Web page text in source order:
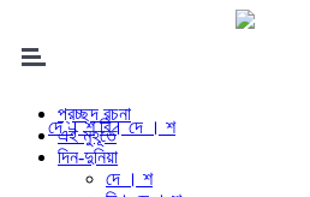
প্রচ্ছদ রচনা
এই মুহূর্তে
দিন-দুনিয়া
দে । শ
দে । শ বি। দে । শ